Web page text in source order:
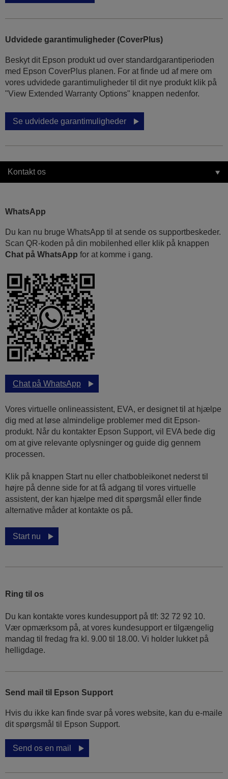
Udvidede garantimuligheder (CoverPlus)
Beskyt dit Epson produkt ud over standardgarantiperioden
med Epson CoverPlus planen. For at finde ud af mere om
vores udvidede garantimuligheder til dit nye produkt klik på
"View Extended Warranty Options" knappen nedenfor.
Se udvidede garantimuligheder
Kontakt os
WhatsApp
Du kan nu bruge WhatsApp til at sende os supportbeskeder.
Scan QR-koden på din mobilenhed eller klik på knappen
Chat på WhatsApp for at komme i gang.
Chat på WhatsApp
Vores virtuelle onlineassistent, EVA, er designet til at hjælpe
dig med at løse almindelige problemer med dit Epson-
produkt. Når du kontakter Epson Support, vil EVA bede dig
om at give relevante oplysninger og guide dig gennem
processen.
Klik på knappen Start nu eller chatbobleikonet nederst til
højre på denne side for at få adgang til vores virtuelle
assistent, der kan hjælpe med dit spørgsmål eller finde
alternative måder at kontakte os på.
Start nu
Ring til os
Du kan kontakte vores kundesupport på tlf: 32 72 92 10.
Vær opmærksom på, at vores kundesupport er tilgængelig
mandag til fredag ​​fra kl. 9.00 til 18.00. Vi holder lukket på
helligdage.
Send mail til Epson Support
Hvis du ikke kan finde svar på vores website, kan du e-maile
dit spørgsmål til Epson Support.
Send os en mail